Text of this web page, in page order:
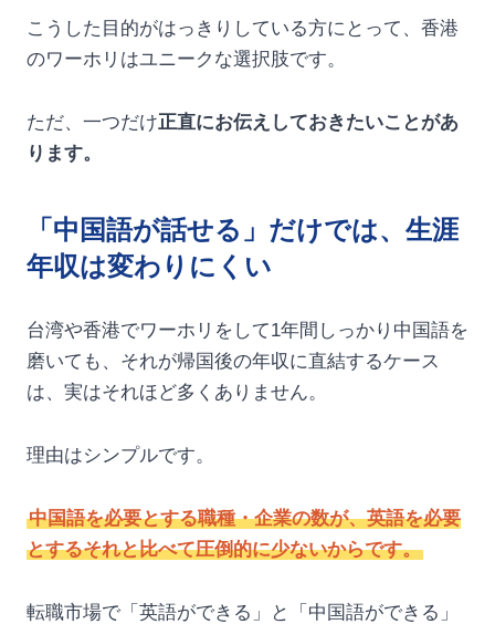
こうした目的がはっきりしている方にとって、香港
のワーホリはユニークな選択肢です。
ただ、一つだけ正直にお伝えしておきたいことがあ
ります。
「中国語が話せる」だけでは、生涯
年収は変わりにくい
台湾や香港でワーホリをして1年間しっかり中国語を
磨いても、それが帰国後の年収に直結するケース
は、実はそれほど多くありません。
理由はシンプルです。
中国語を必要とする職種・企業の数が、英語を必要
とするそれと比べて圧倒的に少ないからです。
転職市場で「英語ができる」と「中国語ができる」